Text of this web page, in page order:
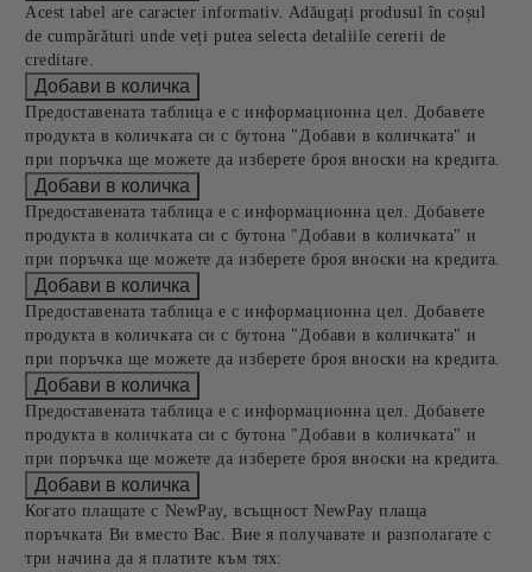
Acest tabel are caracter informativ. Adăugați produsul în coșul
de cumpărături unde veți putea selecta detaliile cererii de
creditare.
Предоставената таблица е с информационна цел. Добавете
продукта в количката си с бутона "Добави в количката" и
при поръчка ще можете да изберете броя вноски на кредита.
Предоставената таблица е с информационна цел. Добавете
продукта в количката си с бутона "Добави в количката" и
при поръчка ще можете да изберете броя вноски на кредита.
Предоставената таблица е с информационна цел. Добавете
продукта в количката си с бутона "Добави в количката" и
при поръчка ще можете да изберете броя вноски на кредита.
Предоставената таблица е с информационна цел. Добавете
продукта в количката си с бутона "Добави в количката" и
при поръчка ще можете да изберете броя вноски на кредита.
Когато плащате с NewPay, всъщност NewPay плаща
поръчката Ви вместо Вас. Вие я получавате и разполагате с
три начина да я платите към тях: